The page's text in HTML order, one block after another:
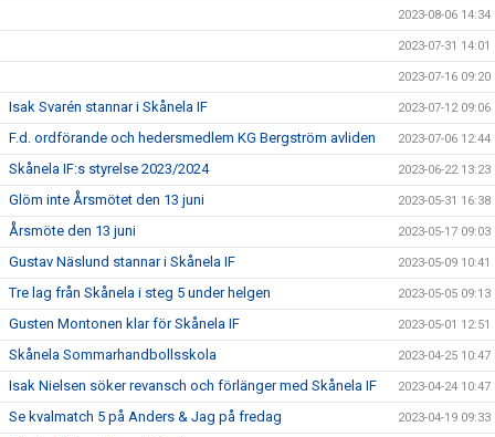
2023-08-06 14:34
2023-07-31 14:01
2023-07-16 09:20
Isak Svarén stannar i Skånela IF 2023-07-12 09:06
F.d. ordförande och hedersmedlem KG Bergström avliden 2023-07-06 12:44
Skånela IF:s styrelse 2023/2024 2023-06-22 13:23
Glöm inte Årsmötet den 13 juni 2023-05-31 16:38
Årsmöte den 13 juni 2023-05-17 09:03
Gustav Näslund stannar i Skånela IF 2023-05-09 10:41
Tre lag från Skånela i steg 5 under helgen 2023-05-05 09:13
Gusten Montonen klar för Skånela IF 2023-05-01 12:51
Skånela Sommarhandbollsskola 2023-04-25 10:47
Isak Nielsen söker revansch och förlänger med Skånela IF 2023-04-24 10:47
Se kvalmatch 5 på Anders & Jag på fredag 2023-04-19 09:33